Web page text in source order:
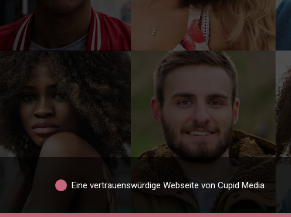
Eine vertrauenswürdige Webseite von Cupid Media